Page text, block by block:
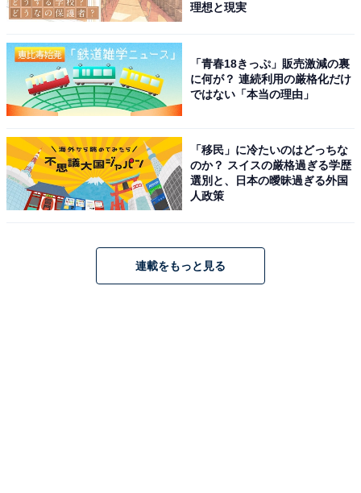
理想と現実
「青春18きっぷ」販売激減の裏
に何が？ 連続利用の厳格化だけ
ではない「本当の理由」
「移民」に冷たいのはどっちな
のか？ スイスの厳格過ぎる学歴
選別と、日本の曖昧過ぎる外国
人政策
連載をもっと見る